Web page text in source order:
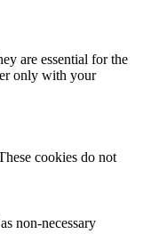
are essential for the
only with your
cookies do not
non-necessary